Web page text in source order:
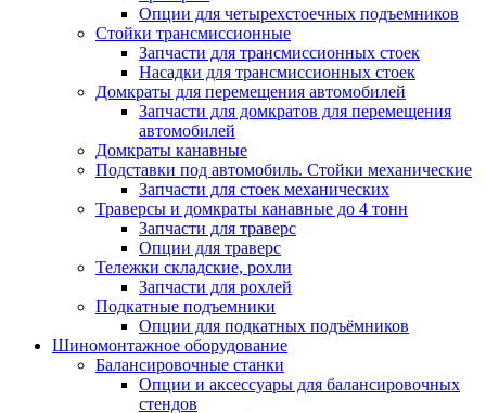
Опции для четырехстоечных подъемников
Стойки трансмиссионные
Запчасти для трансмиссионных стоек
Насадки для трансмиссионных стоек
Домкраты для перемещения автомобилей
Запчасти для домкратов для перемещения
автомобилей
Домкраты канавные
Подставки под автомобиль. Стойки механические
Запчасти для стоек механических
Траверсы и домкраты канавные до 4 тонн
Запчасти для траверс
Опции для траверс
Тележки складские, рохли
Запчасти для рохлей
Подкатные подъемники
Опции для подкатных подъёмников
Шиномонтажное оборудование
Балансировочные станки
Опции и аксессуары для балансировочных
стендов